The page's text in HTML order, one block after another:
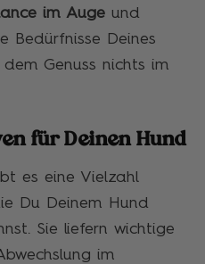
im Auge und
Bedürfnisse Deines
Genuss nichts im
für Deinen Hund
es eine Vielzahl
Du Deinem Hund
Sie liefern wichtige
im